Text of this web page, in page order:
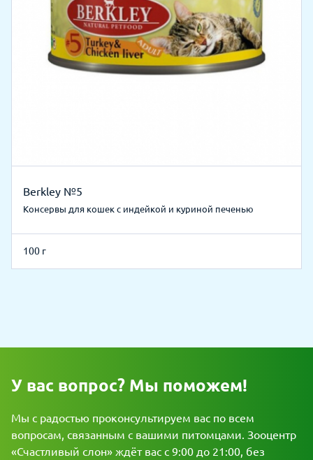
Berkley №5
Консервы для кошек с индейкой и куриной печенью
100 г
У вас вопрос? Мы поможем!
Мы с радостью проконсультируем вас по всем
вопросам, связанным с вашими питомцами. Зооцентр
«Счастливый слон» ждёт вас с 9:00 до 21:00, без